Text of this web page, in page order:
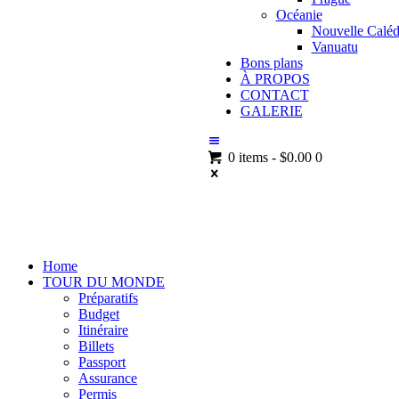
Océanie
Nouvelle
Vanuatu
Bons plans
À PROPOS
CONTACT
GALERIE
0 items- $0.00 0
Home
TOUR DU MONDE
Préparatifs
Budget
Itinéraire
Billets
Passport
Assurance
Permis